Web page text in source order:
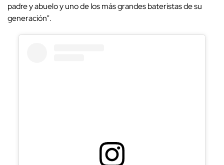
padre y abuelo y uno de los más grandes bateristas de su
generación".